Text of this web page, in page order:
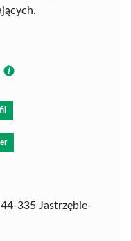
335 Jastrzębie-